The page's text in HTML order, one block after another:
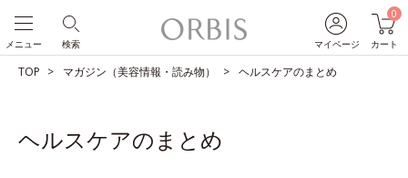
マイページ
0
カート
検索
メニュー
TOP マガジン（美容情報・読み物） ヘルスケアのまとめ
ヘルスケアのまとめ